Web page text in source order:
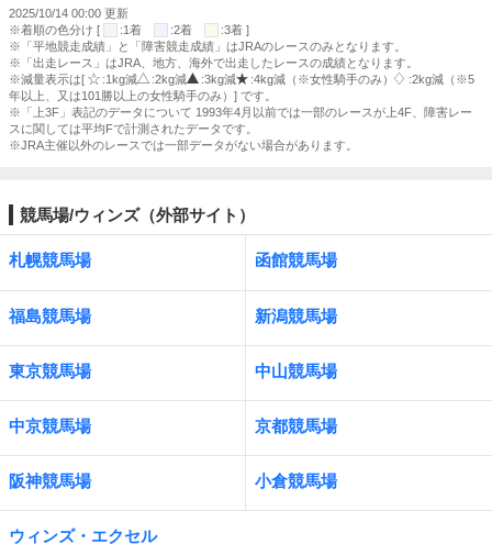
2025/10/14 00:00 更新
※着順の色分け [
:1着 :2着
:3着 ]
※「平地競走成績」と「障害競走成績」はJRAのレースのみとなります。
※「出走レース」はJRA、地方、海外で出走したレースの成績となります。
※減量表示は[
:1kg減 :2kg減 :3kg減 :4kg減（※女性騎手のみ）
:2kg減（※5
年以上、又は101勝以上の女性騎手のみ）] です。
※「上3F」表記のデータについて 1993年4月以前では一部のレースが上4F、障害レー
スに関しては平均Fで計測されたデータです。
※JRA主催以外のレースでは一部データがない場合があります。
競馬場/ウィンズ（外部サイト）
札幌競馬場 函館競馬場
福島競馬場 新潟競馬場
東京競馬場 中山競馬場
中京競馬場 京都競馬場
阪神競馬場 小倉競馬場
ウィンズ・エクセル